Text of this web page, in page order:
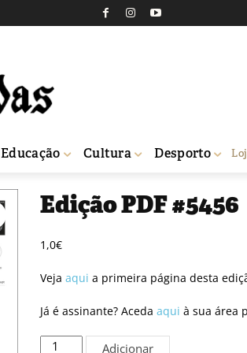
Educação Cultura Desporto
Edição PDF #5456
1,0€
Veja aqui a primeira página desta
Já é assinante? Aceda aqui à sua área
Quantidade Adicionar